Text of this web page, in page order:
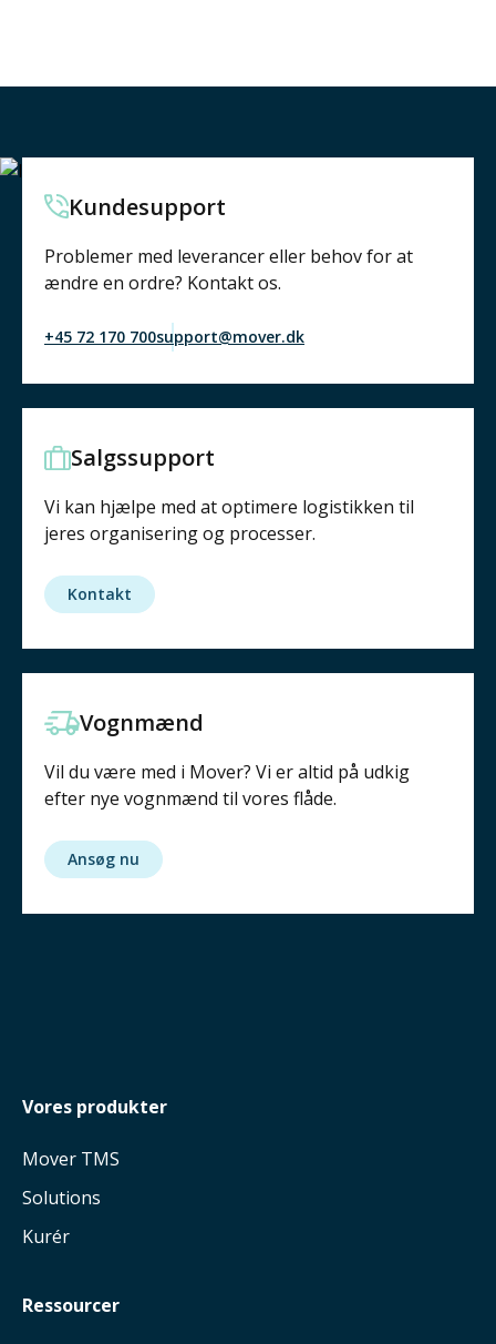
Kundesupport
Problemer med leverancer eller behov for at
ændre en ordre? Kontakt os.
+45 72 170 700support@mover.dk
Salgssupport
Vi kan hjælpe med at optimere logistikken til
jeres organisering og processer.
Kontakt
Vognmænd
Vil du være med i Mover? Vi er altid på udkig
efter nye vognmænd til vores flåde.
Ansøg nu
Vores produkter
Mover TMS
Solutions
Kurér
Ressourcer